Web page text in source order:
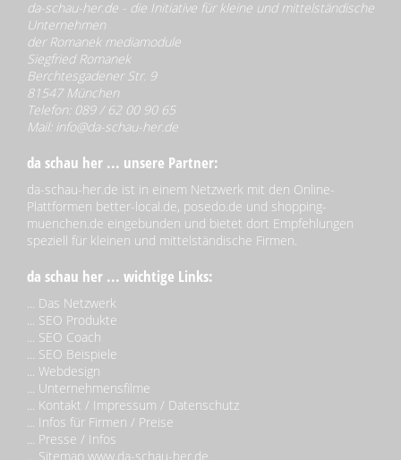
da-schau-her.de - die Initiative für kleine und mittelständische
Unternehmen
der Romanek mediamodule
Siegfried Romanek
Berchtesgadener Str. 9
81547 München
Telefon: 089 / 62 00 90 65
Mail: info@da-schau-her.de
da schau her ... unsere Partner:
da-schau-her.de ist in einem Netzwerk mit den Online-
Plattformen better-local.de, posedo.de und shopping-
muenchen.de eingebunden und bietet dort Empfehlungen
speziell für kleinen und mittelständische Firmen.
da schau her ... wichtige Links:
Das Netzwerk
SEO Produkte
SEO Coach
SEO Beispiele
Webdesign
Unternehmensfilme
Kontakt / Impressum / Datenschutz
Infos für Firmen / Preise
Presse / Infos
Sitemap www.da-schau-her.de